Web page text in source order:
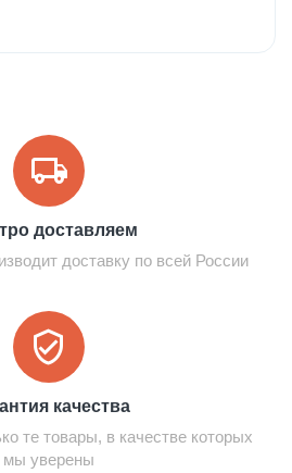
доставляем
доставку по всей России
качества
те товары, в качестве которых
мы уверены